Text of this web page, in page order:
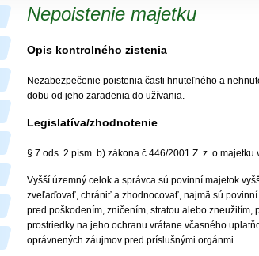
Nepoistenie majetku
Opis kontrolného zistenia
Nezabezpečenie poistenia časti hnuteľného a
dobu od jeho zaradenia do užívania.
Legislatíva/zhodnotenie
§ 7 ods. 2 písm. b) zákona č.446/2001 Z. z. o majetku
Vyšší územný celok a správca sú povinní majetok
zveľaďovať, chrániť a zhodnocovať, najmä sú
pred poškodením, zničením, stratou alebo zneužitím,
prostriedky na jeho ochranu vrátane včasného
oprávnených záujmov pred príslušnými orgánmi.